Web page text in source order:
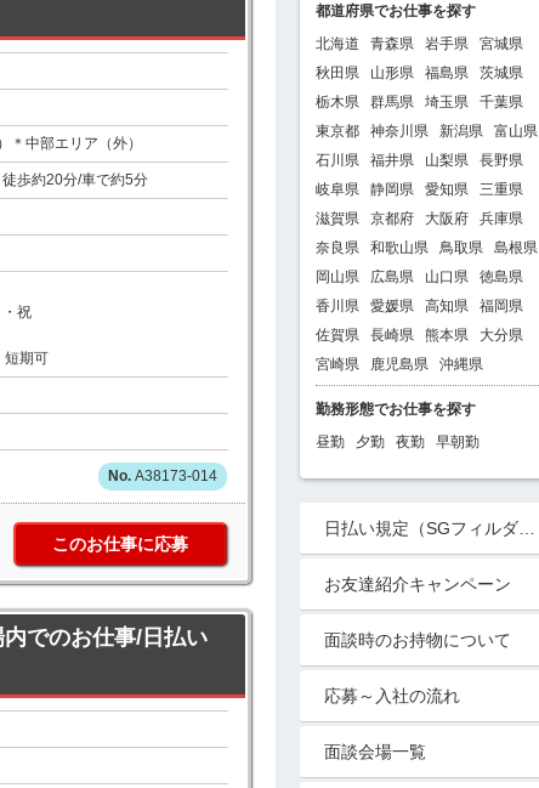
＊中部エリア（外）
歩約20分/車で約5分
祝
短期可
A38173-014
このお仕事に応募
でのお仕事/日払い
都道府県でお仕事を探す
北海道
青森県 岩手県
宮城県
秋田県
山形県 福島県
茨城県
栃木県
群馬県 埼玉県
千葉県
東京都
神奈川県 新潟県
富山県
石川県
福井県 山梨県
長野県
岐阜県
静岡県 愛知県
三重県
滋賀県
京都府 大阪府
兵庫県
奈良県
和歌山県 鳥取県
島根県
岡山県
広島県 山口県
徳島県
香川県
愛媛県 高知県
福岡県
佐賀県
長崎県 熊本県
大分県
宮崎県
鹿児島県 沖縄県
勤務形態でお仕事を探す
昼勤
夕勤 夜勤 早朝勤
お友達紹介キャンペーン
面談時のお持物について
応募～入社の流れ
面談会場一覧